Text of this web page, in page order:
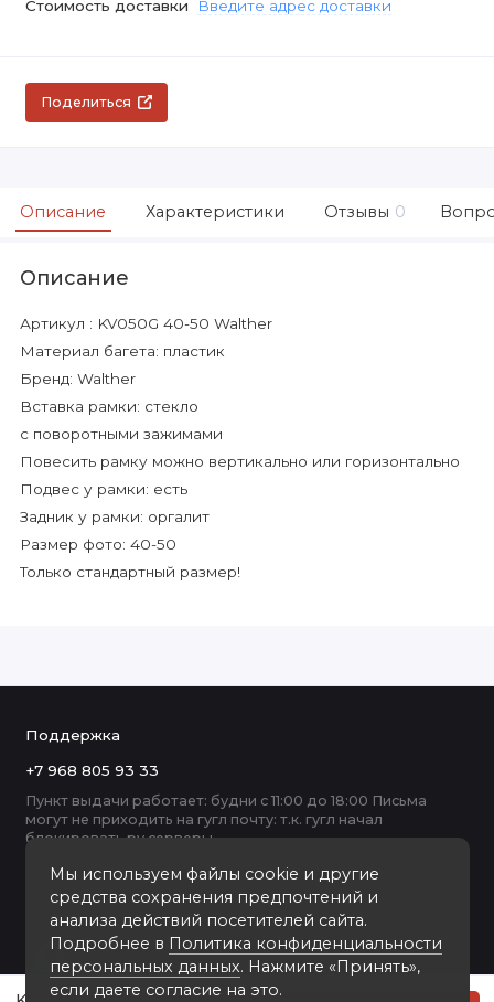
Стоимость доставки Введите адрес доставки
Поделиться
Описание Характеристики Отзывы 0
Описание
Артикул : KV050G 40-50 Walther
Материал багета: пластик
Бренд: Walther
Вставка рамки: стекло
с поворотными зажимами
Повесить рамку можно вертикально или горизонтально
Подвес у рамки: есть
Задник у рамки: оргалит
Размер фото: 40-50
Только стандартный размер!
Мы используем файлы cookie и другие
средства сохранения предпочтений и
анализа действий посетителей сайта.
Подробнее в Политика конфиденциальности
персональных данных. Нажмите «Принять»,
если даете согласие на это.
Поддержка
+7 968 805 93 33
Пункт выдачи работает: будни с 11:00 до 18:00 Письма
могут не приходить на гугл почту: т.к. гугл начал
блокировать ру серверы